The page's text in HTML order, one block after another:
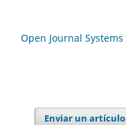
Open Journal Systems
Enviar un artículo